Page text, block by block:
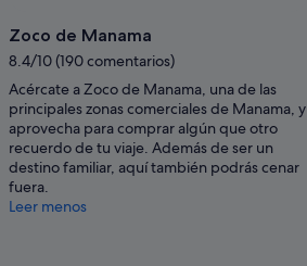
Zoco de Manama
8.4/10 (190 comentarios)
Acércate a Zoco de Manama, una de las
principales zonas comerciales de Manama, y
aprovecha para comprar algún que otro
recuerdo de tu viaje. Además de ser un
destino familiar, aquí también podrás cenar
fuera.
Leer menos